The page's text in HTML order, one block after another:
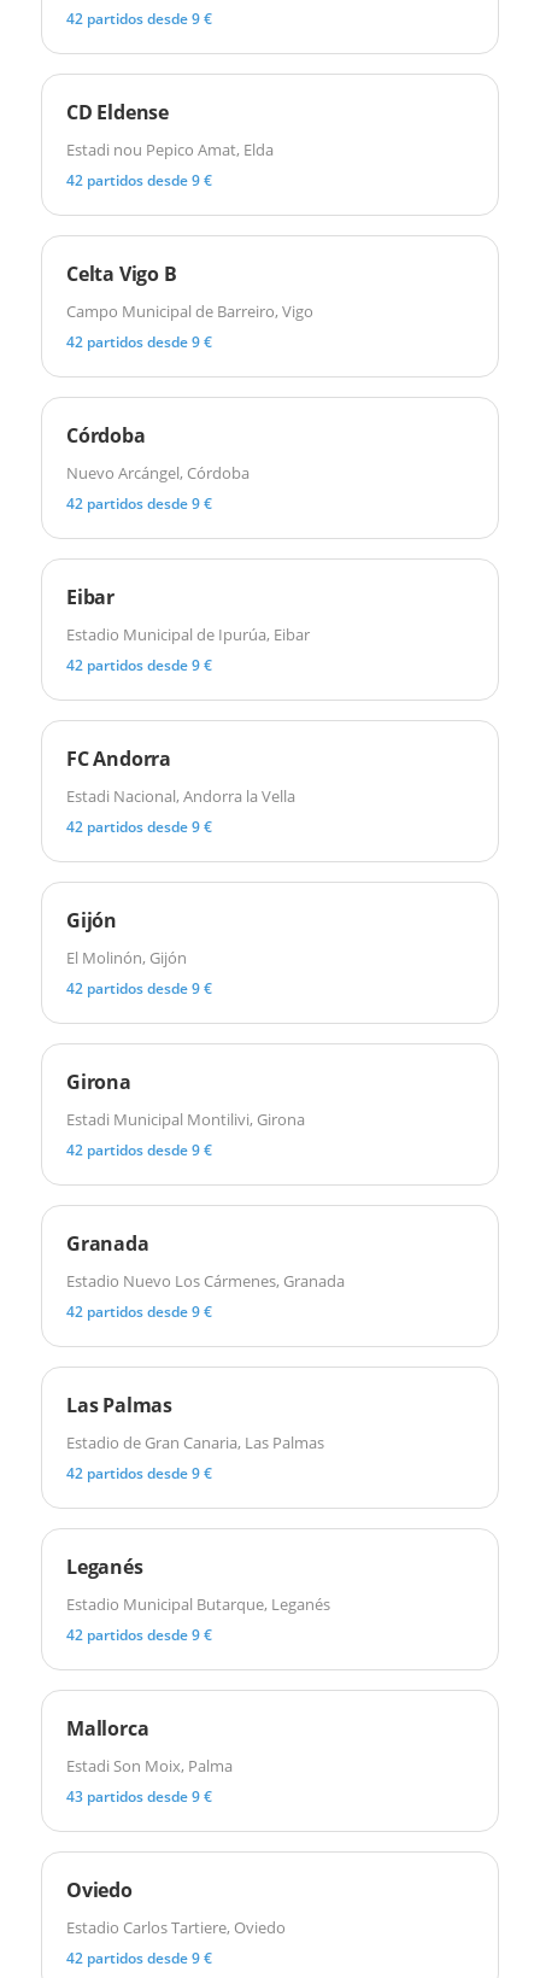
42 partidos desde 9 €
CD Eldense
Estadi nou Pepico Amat, Elda
42 partidos desde 9 €
Celta Vigo B
Campo Municipal de Barreiro, Vigo
42 partidos desde 9 €
Córdoba
Nuevo Arcángel, Córdoba
42 partidos desde 9 €
Eibar
Estadio Municipal de Ipurúa, Eibar
42 partidos desde 9 €
FC Andorra
Estadi Nacional, Andorra la Vella
42 partidos desde 9 €
Gijón
El Molinón, Gijón
42 partidos desde 9 €
Girona
Estadi Municipal Montilivi, Girona
42 partidos desde 9 €
Granada
Estadio Nuevo Los Cármenes, Granada
42 partidos desde 9 €
Las Palmas
Estadio de Gran Canaria, Las Palmas
42 partidos desde 9 €
Leganés
Estadio Municipal Butarque, Leganés
42 partidos desde 9 €
Mallorca
Estadi Son Moix, Palma
43 partidos desde 9 €
Oviedo
Estadio Carlos Tartiere, Oviedo
42 partidos desde 9 €